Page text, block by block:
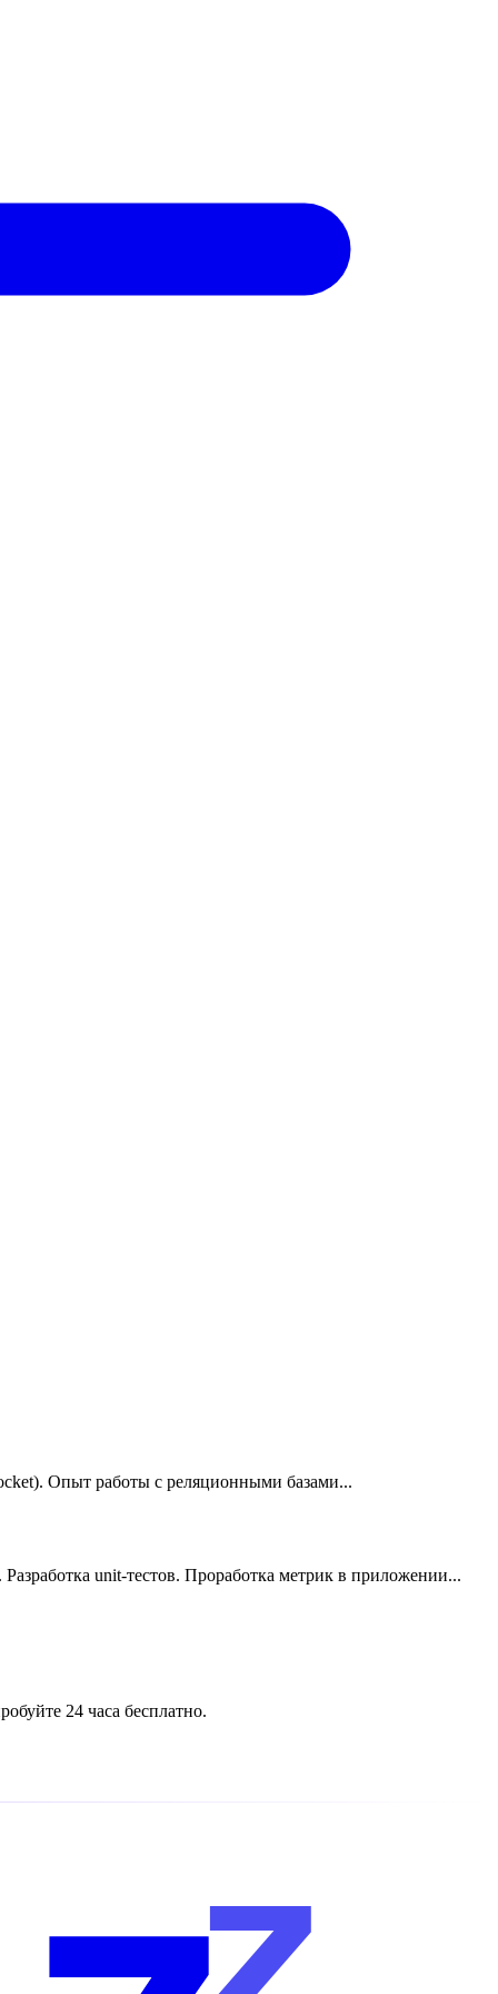
Опыт работы с реляционными базами...
unit-тестов. Проработка метрик в приложении...
24 часа бесплатно.